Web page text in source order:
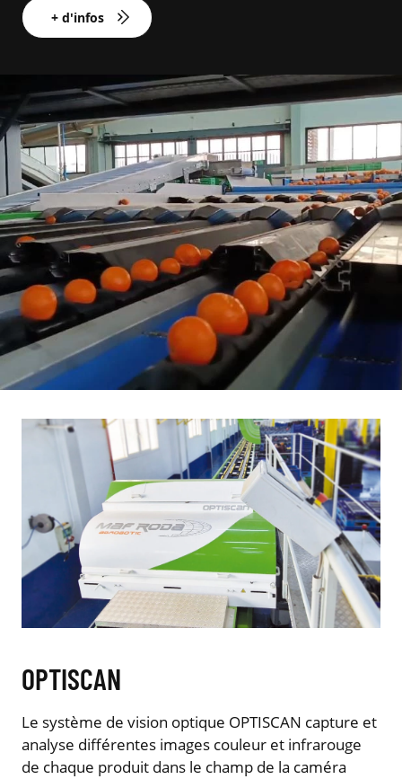
+ d'infos
OPTISCAN
Le système de vision optique OPTISCAN capture et
analyse différentes images couleur et infrarouge
de chaque produit dans le champ de la caméra